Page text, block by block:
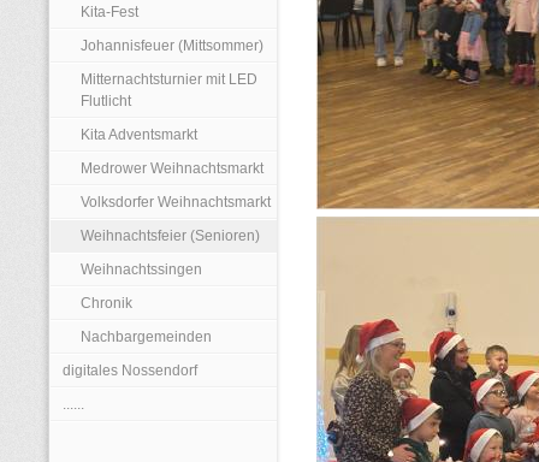
Kita-Fest
Johannisfeuer (Mittsommer)
Mitternachtsturnier mit LED
Flutlicht
Kita Adventsmarkt
Medrower Weihnachtsmarkt
Volksdorfer Weihnachtsmarkt
Weihnachtsfeier (Senioren)
Weihnachtssingen
Chronik
Nachbargemeinden
digitales Nossendorf
......